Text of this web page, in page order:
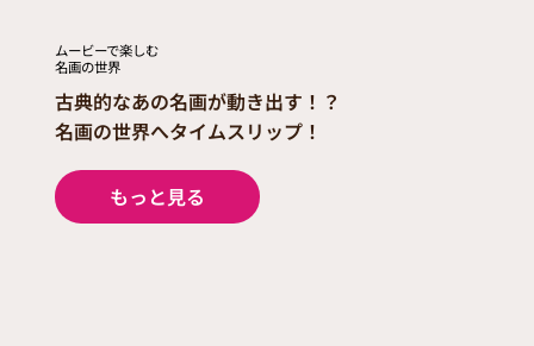
ムービーで楽しむ
​名画の世界
古典的なあの名画が動き出す！？
​名画の世界へ​タイムスリップ！
もっと見る